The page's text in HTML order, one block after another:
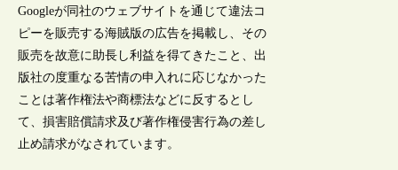
Googleが同社のウェブサイトを通じて違法コ
ピーを販売する海賊版の広告を掲載し、その
販売を故意に助長し利益を得てきたこと、出
版社の度重なる苦情の申入れに応じなかった
ことは著作権法や商標法などに反するとし
て、損害賠償請求及び著作権侵害行為の差し
止め請求がなされています。